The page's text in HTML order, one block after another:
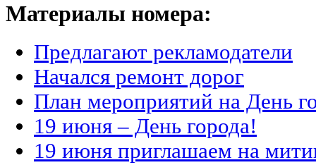
Материалы номера:
Предлагают рекламодатели
Начался ремонт дорог
План мероприятий на День
19 июня – День города!
19 июня приглашаем на